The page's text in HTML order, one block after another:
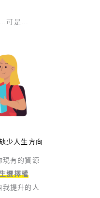
可是…
少人生方向
現有的資源
選擇權
提升的人